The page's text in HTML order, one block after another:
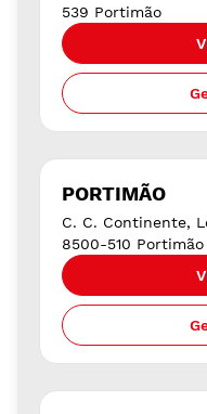
539 Portimão
PORTIMÃO
C. C. Continente,
8500-510 Portimão